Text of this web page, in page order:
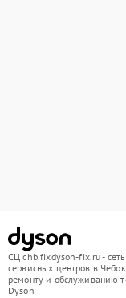
СЦ chb.fixdyson-fix.ru - сеть
сервисных центров в
ремонту и обслуживанию
Dyson